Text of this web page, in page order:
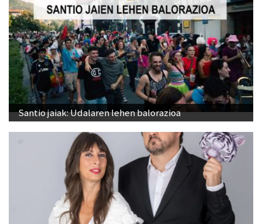
Santio jaiak: Udalaren lehen balorazioa